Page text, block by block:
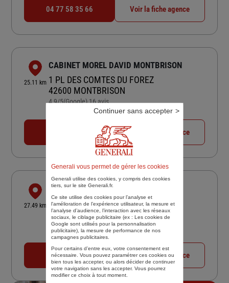
04 77 58 35 66 Voir la fiche agence
25.11 km
CABINET MOREL DAVID MONTBRISON
1 PL DES COMTES DU FOREZ
42600 MONTBRISON
4,9/5Note de 4.9 sur 5
(Google) 16 avis
Fermé actuellement
Voir la fiche agence
27.49 km
MONTBRISON -ASSURANCES GUILLOT
6 RUE DES METIERS
42600 SAVIGNEUX
4,6/5Note de 4.6 sur 5
(Google) 15 avis
Fermé aujourd'hui
04 77 58 05 49 Voir la fiche agence
Generali vous permet de gérer les cookies
Generali utilise des cookies, y compris des cookies
tiers, sur le site Generali.fr.
Ce site utilise des cookies pour l’analyse et
l'amélioration de l’expérience utilisateur, la mesure et
l’analyse d’audience, l’interaction avec les réseaux
sociaux, le ciblage publicitaire (ex : Les cookies de
Google sont utilisés pour la personnalisation
publicitaire), la mesure de performance de nos
campagnes publicitaires.
Pour certains d’entre eux, votre consentement est
nécessaire. Vous pouvez paramétrer ces cookies ou
bien tous les accepter, ou alors décider de continuer
votre navigation sans les accepter. Vous pourrez
modifier ce choix à tout moment.
Continuer sans accepter